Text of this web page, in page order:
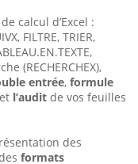
calcul d’Excel :
FILTRE, TRIER,
(RECHERCHEX),
entrée, formule
l’audit de vos feuilles
des
formats